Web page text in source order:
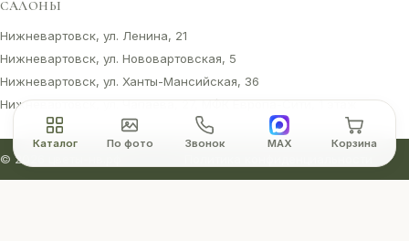
САЛОНЫ
Нижневартовск, ул. Ленина, 21
Нижневартовск, ул. Нововартовская, 5
Нижневартовск, ул. Ханты-Мансийская, 36
Нижневартовск, ул. Чапаева, 27, МФК Европа-Сити, 1 этаж
© 2026 цветы-нв.рф
Каталог По фото Звонок MAX Корзина